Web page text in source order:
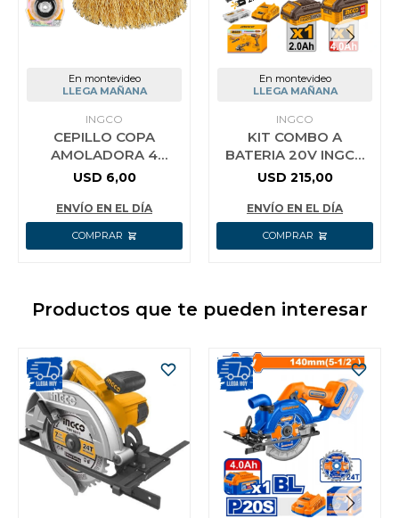
En montevideo
LLEGA MAÑANA
INGCO
CEPILLO COPA
AMOLADORA 4
LARGA VIDA M14
USD 6,00
ENVÍO EN EL DÍA
En montevideo
LLEGA MAÑANA
INGCO
KIT COMBO A
BATERIA 20V INGCO
SOPLADORA
TALADRO
USD 215,00
ENVÍO EN EL DÍA
Productos que te pueden interesar